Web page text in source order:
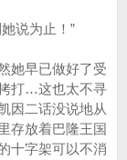
说为止！”
她早已做好了受
打…这也太不寻
因二话没说地从
存放着巴隆王国
十字架可以不消